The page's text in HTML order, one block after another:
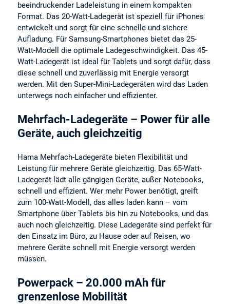
beeindruckender Ladeleistung in einem kompakten
Format. Das 20-Watt-Ladegerät ist speziell für iPhones
entwickelt und sorgt für eine schnelle und sichere
Aufladung. Für Samsung-Smartphones bietet das 25-
Watt-Modell die optimale Ladegeschwindigkeit. Das 45-
Watt-Ladegerät ist ideal für Tablets und sorgt dafür, dass
diese schnell und zuverlässig mit Energie versorgt
werden. Mit den Super-Mini-Ladegeräten wird das Laden
unterwegs noch einfacher und effizienter.
Mehrfach-Ladegeräte – Power für alle
Geräte, auch gleichzeitig
Hama Mehrfach-Ladegeräte bieten Flexibilität und
Leistung für mehrere Geräte gleichzeitig. Das 65-Watt-
Ladegerät lädt alle gängigen Geräte, außer Notebooks,
schnell und effizient. Wer mehr Power benötigt, greift
zum 100-Watt-Modell, das alles laden kann – vom
Smartphone über Tablets bis hin zu Notebooks, und das
auch noch gleichzeitig. Diese Ladegeräte sind perfekt für
den Einsatz im Büro, zu Hause oder auf Reisen, wo
mehrere Geräte schnell mit Energie versorgt werden
müssen.
Powerpack – 20.000 mAh für
grenzenlose Mobilität